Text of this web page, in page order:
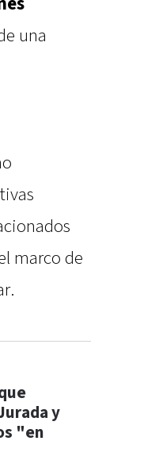
una
marco de
y
"en